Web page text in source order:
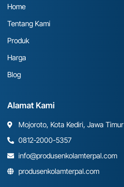
Home
Tentang Kami
Produk
Harga
Blog
Alamat Kami
Mojoroto, Kota Kediri, Jawa Timur
0812-2000-5357
info@produsenkolamterpal.com
produsenkolamterpal.com